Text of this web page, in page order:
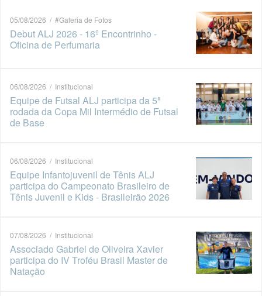
05/08/2026 / #Galeria de Fotos
Debut ALJ 2026 - 16º Encontrinho -
Oficina de Perfumaria
06/08/2026 / Institucional
Equipe de Futsal ALJ participa da 5ª
rodada da Copa Mil Intermédio de Futsal
de Base
06/08/2026 / Institucional
Equipe Infantojuvenil de Tênis ALJ
participa do Campeonato Brasileiro de
Tênis Juvenil e Kids - Brasileirão 2026
07/08/2026 / Institucional
Associado Gabriel de Oliveira Xavier
participa do IV Troféu Brasil Master de
Natação